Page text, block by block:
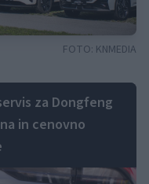
FOTO: KNMEDIA
za Dongfeng
in cenovno